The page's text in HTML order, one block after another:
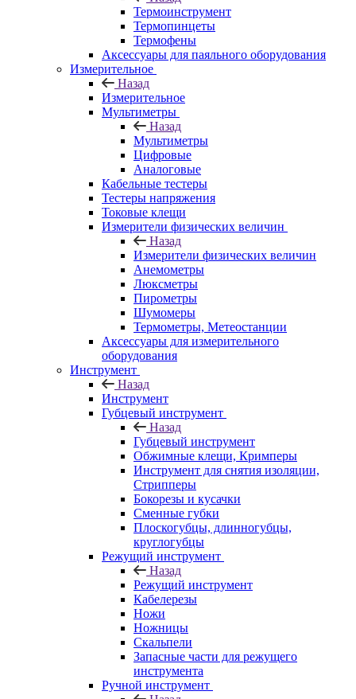
Термоинструмент
Термопинцеты
Термофены
Аксессуары для паяльного оборудования
Измерительное
Назад
Измерительное
Мультиметры
Назад
Мультиметры
Цифровые
Аналоговые
Кабельные тестеры
Тестеры напряжения
Токовые клещи
Измерители физических величин
Назад
Измерители физических величин
Анемометры
Люксметры
Пирометры
Шумомеры
Термометры, Метеостанции
Аксессуары для измерительного
оборудования
Инструмент
Назад
Инструмент
Губцевый инструмент
Назад
Губцевый инструмент
Обжимные клещи, Кримперы
Инструмент для снятия изоляции,
Стрипперы
Бокорезы и кусачки
Сменные губки
Плоскогубцы, длинногубцы,
круглогубцы
Режущий инструмент
Назад
Режущий инструмент
Кабелерезы
Ножи
Ножницы
Скальпели
Запасные части для режущего
инструмента
Ручной инструмент